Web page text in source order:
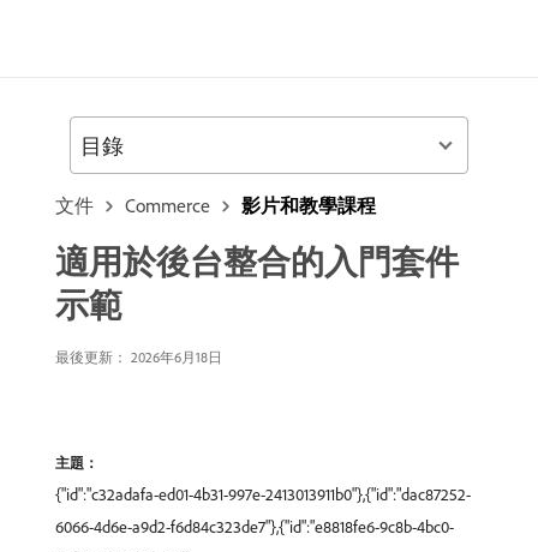
文件 Commerce 影片和教學課程
適用於後台整合的入門套件
示範
最後更新： 2026年6月18日
主題：
{"id":"c32adafa-ed01-4b31-997e-2413013911b0"},{"id":"dac87252-
6066-4d6e-a9d2-f6d84c323de7"},{"id":"e8818fe6-9c8b-4bc0-
目錄